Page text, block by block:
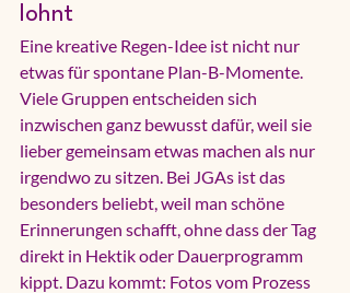
lohnt
Eine kreative Regen-Idee ist nicht nur
etwas für spontane Plan-B-Momente.
Viele Gruppen entscheiden sich
inzwischen ganz bewusst dafür, weil sie
lieber gemeinsam etwas machen als nur
irgendwo zu sitzen. Bei JGAs ist das
besonders beliebt, weil man schöne
Erinnerungen schafft, ohne dass der Tag
direkt in Hektik oder Dauerprogramm
kippt. Dazu kommt: Fotos vom Prozess